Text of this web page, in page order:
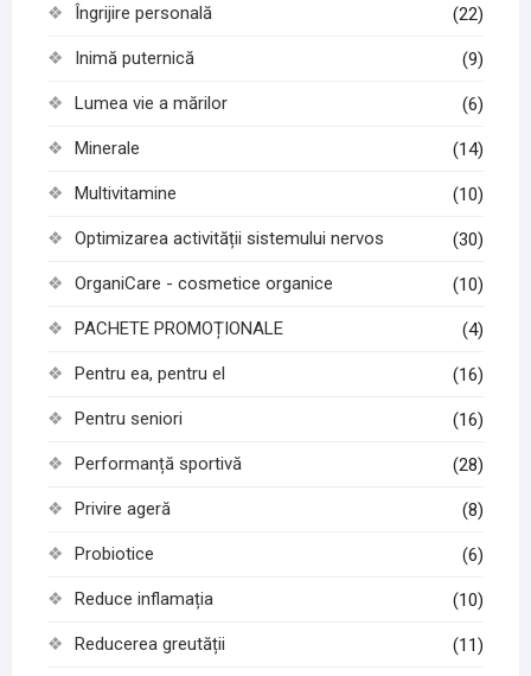
Îngrijire personală (22)
Inimă puternică (9)
Lumea vie a mărilor (6)
Minerale (14)
Multivitamine (10)
Optimizarea activității sistemului nervos (30)
OrganiCare - cosmetice organice (10)
PACHETE PROMOȚIONALE (4)
Pentru ea, pentru el (16)
Pentru seniori (16)
Performanță sportivă (28)
Privire ageră (8)
Probiotice (6)
Reduce inflamația (10)
Reducerea greutății (11)